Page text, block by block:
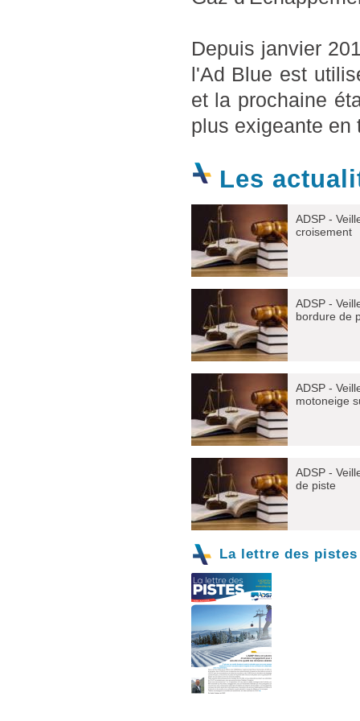
Depuis janvier
l'Ad Blue est
et la prochaine
plus exigeante en
Les
ADSP -
croisement
ADSP -
bordure de
ADSP -
motoneige
ADSP -
de piste
La lettre des pistes